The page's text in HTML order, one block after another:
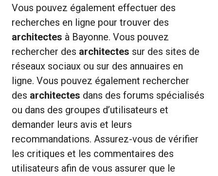
Vous pouvez également effectuer des
recherches en ligne pour trouver des
architectes à Bayonne. Vous pouvez
rechercher des architectes sur des sites de
réseaux sociaux ou sur des annuaires en
ligne. Vous pouvez également rechercher
des architectes dans des forums spécialisés
ou dans des groupes d’utilisateurs et
demander leurs avis et leurs
recommandations. Assurez-vous de vérifier
les critiques et les commentaires des
utilisateurs afin de vous assurer que le